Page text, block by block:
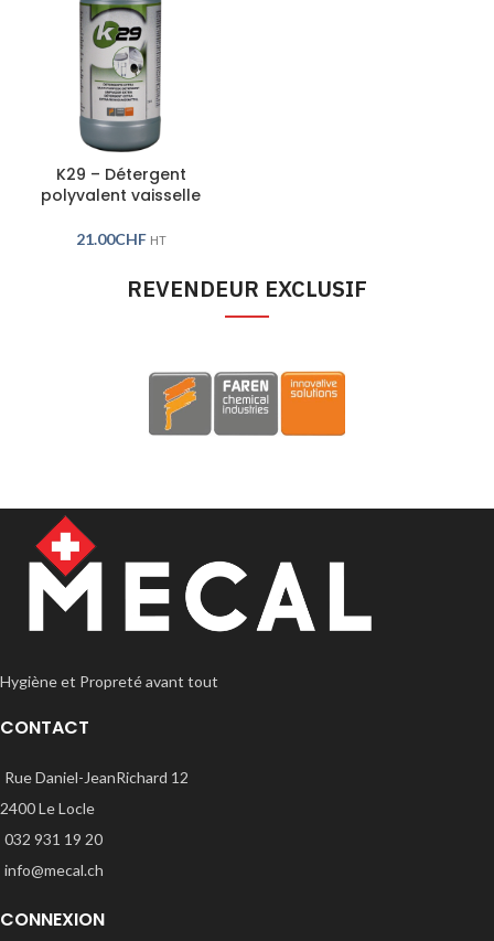
K29 – Détergent
polyvalent vaisselle
21.00CHF HT
REVENDEUR EXCLUSIF
Hygiène et Propreté avant tout
CONTACT
Rue Daniel-JeanRichard 12
2400 Le Locle
032 931 19 20
info@mecal.ch
CONNEXION